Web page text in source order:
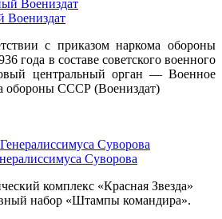
Воениздат
с приказом наркома обороны
года в составе советского военного
центральный орган — Военное
обороны СССР (Воениздат)
Суворова
комплекс «Красная Звезда»
набор «Штампы командира».